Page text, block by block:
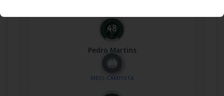
Pedro Martins
Nº
48
MEIO-CAMPISTA